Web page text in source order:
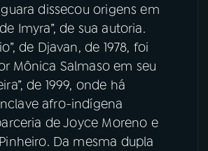
dissecou origens em
Imyra”, de sua autoria.
de Djavan, de 1978, foi
Mônica Salmaso em seu
de 1999, onde há
afro-indígena
de Joyce Moreno e
Da mesma dupla